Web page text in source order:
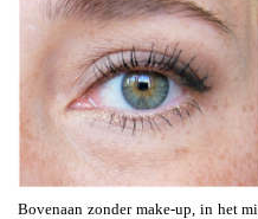
Bovenaan zonder make-up, in het